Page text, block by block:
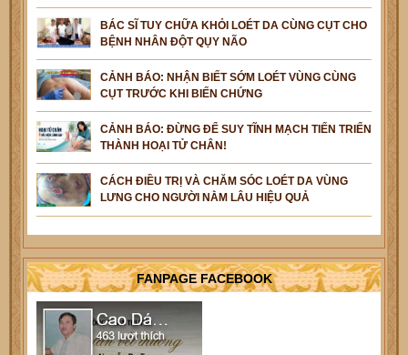
BÁC SĨ TUY CHỮA KHỎI LOÉT DA CÙNG CỤT CHO
BỆNH NHÂN ĐỘT QỤY NÃO
CẢNH BÁO: NHẬN BIẾT SỚM LOÉT VÙNG CÙNG
CỤT TRƯỚC KHI BIẾN CHỨNG
CẢNH BÁO: ĐỪNG ĐỂ SUY TĨNH MẠCH TIẾN TRIỂN
THÀNH HOẠI TỬ CHÂN!
CÁCH ĐIỀU TRỊ VÀ CHĂM SÓC LOÉT DA VÙNG
LƯNG CHO NGƯỜI NẰM LÂU HIỆU QUẢ
FANPAGE FACEBOOK